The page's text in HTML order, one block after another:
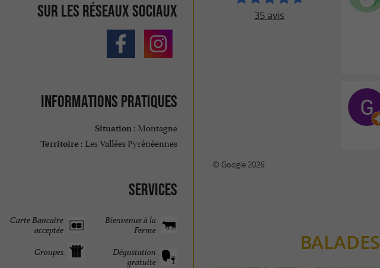
Sur les réseaux sociaux
Informations pratiques
Situation : Montagne
Territoire : Les Vallées Pyrénéennes
Services
Bienvenue à la
Ferme
Carte Bancaire
acceptée
Dégustation
gratuite
Groupes
35 avis
© Google 2026
BALADES